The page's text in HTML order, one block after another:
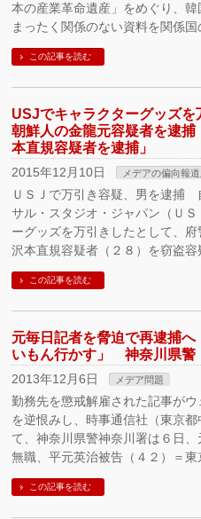
本の産業革命遺産」をめぐり、韓
まったく関係のない資料を関係
この記事を読む
USJでキャラクターグッズを
朝鮮人の金龍元容疑者を逮
本直規容疑者を逮捕」
2015年12月10日 メデアの偏向報
ＵＳＪで万引き容疑、男を逮捕
サル・スタジオ・ジャパン（Ｕ
ーグッズを万引きしたとして、
沢本直規容疑者（２８）を窃盗容
この記事を読む
元毎日記者を脅迫で再逮捕
いもん行かす」 神奈川県警
2013年12月6日 メデア問題
勤務先を懲戒解雇された記事が
を逆恨みし、時事通信社（東京
て、神奈川県警神奈川署は６日
無職、平元英治被告（４２）＝東
この記事を読む